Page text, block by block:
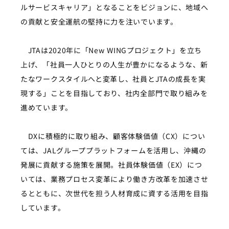
ルサービスキャリア」となることをビジョンに、地域へ
の貢献と安全運航の堅持に力を注いでいます。
JTAは2020年に「New WINGプロジェクト」を立ち
上げ、「社員一人ひとりの人生が豊かになるような、新
たなワークスタイルへと変革し、社員とJTAの成長を実
現する」ことを目指しており、社内全部門で取り組みを
進めています。
DXに積極的に取り組み、顧客体験価値（CX）につい
ては、JALグループプラットフォームを活用し、沖縄の
発展に貢献する施策を展開。社員体験価値（EX）につ
いては、業務プロセス変革により働き方改革を加速させ
るとともに、次世代を担う人材育成に資する活用を目指
しています。